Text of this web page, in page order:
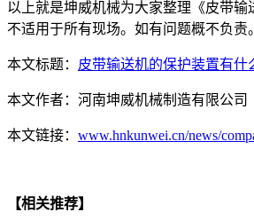
以上就是坤威机械为大家整理《皮带
不适用于所有现场。如有问题概不负
本文标题： 皮带输送机的保护装置有什
本文作者： 河南坤威机械制造有限公司
本文链接： www.hnkunwei.cn/news/
【相关推荐】